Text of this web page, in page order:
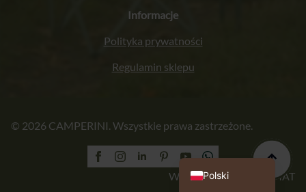
Informacje
Polityka prywatności
Regulamin sklepu
© 2026 CAMPERINI. Wszystkie prawa zastrzeżone.
Wykonanie: PROFORMAT
Polski
English (UK)
Deutsch
Français
Italiano